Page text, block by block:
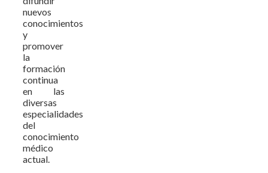
nuevos
conocimientos
y
promover
la
formación
continua
en las
diversas
especialidades
del
conocimiento
médico
actual.